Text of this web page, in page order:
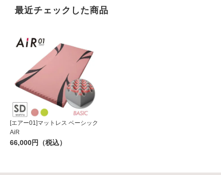
最近チェックした商品
[エアー01]マットレス ベーシック
AiR
66,000円（税込）